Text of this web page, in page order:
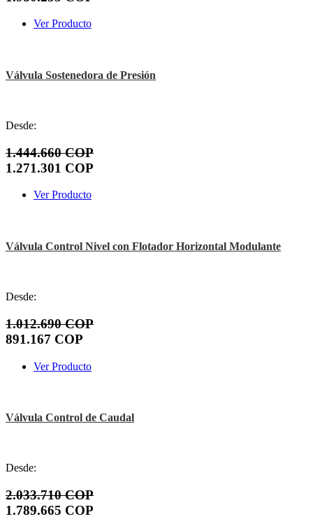
Ver Producto
Válvula Sostenedora de Presión
Desde:
1.444.660 COP
1.271.301 COP
Ver Producto
Válvula Control Nivel con Flotador Horizontal Modulante
Desde:
1.012.690 COP
891.167 COP
Ver Producto
Válvula Control de Caudal
Desde:
2.033.710 COP
1.789.665 COP